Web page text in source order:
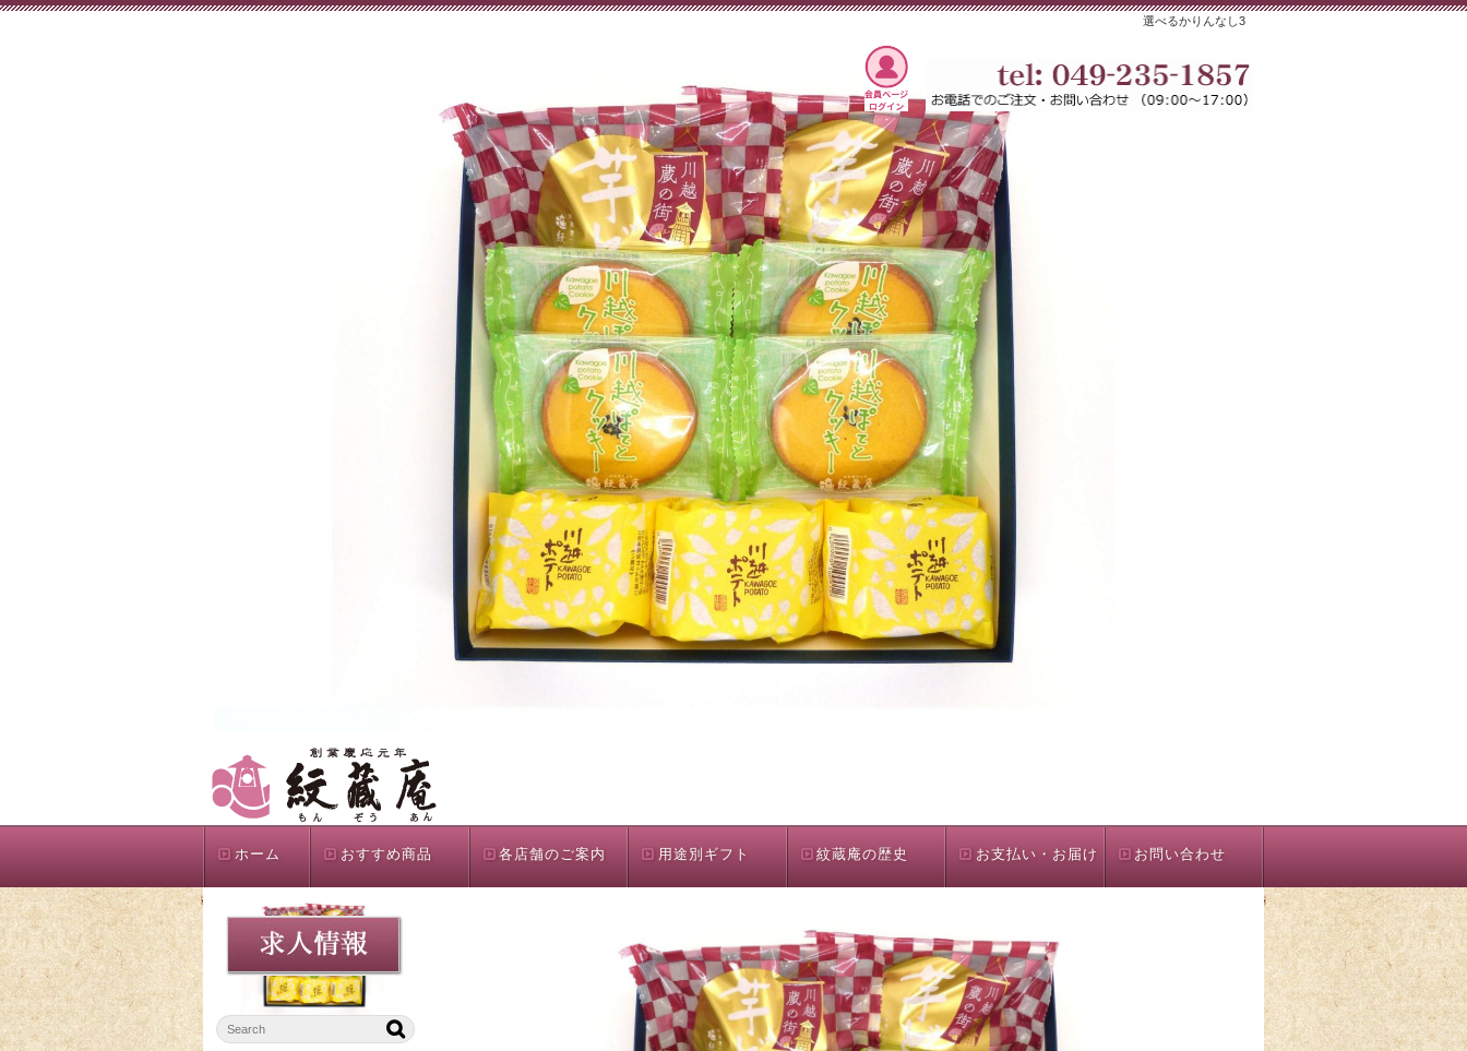
選べるかりんなし3
ホーム おすすめ商品 各店舗のご案内 用途別ギフト 紋蔵庵の歴史 お支払い・お届け お問い合わせ